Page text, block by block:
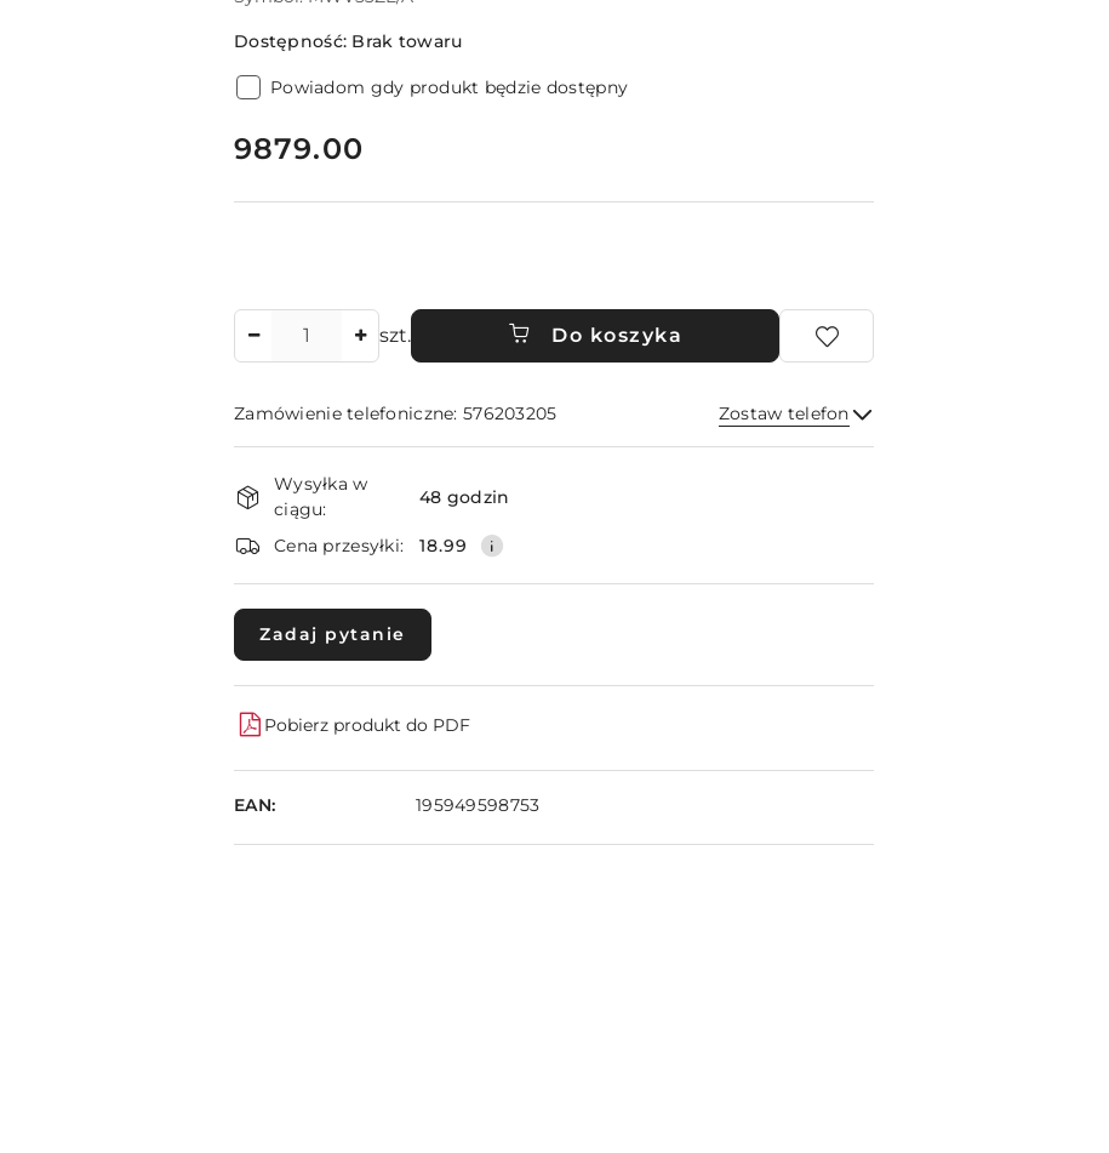
Dostępność: Brak towaru
Powiadom gdy produkt będzie dostępny
cena:
9879.00
szt. Do koszyka
Zamówienie telefoniczne: 576203205 Zostaw telefon
Wyślij
Dostępność
i
dostawa
Wysyłka w
ciągu:
48 godzin
Cena przesyłki: 18.99
Zadaj pytanie
Pobierz produkt do PDF
EAN: 195949598753